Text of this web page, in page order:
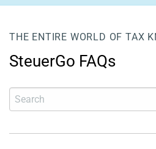
THE ENTIRE WORLD OF TAX
SteuerGo FAQs